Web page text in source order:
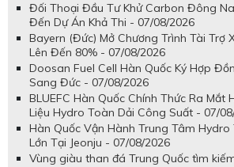
Đối Thoại Đầu Tư Khử Carbon Đông
Đến Dự Án Khả Thi - 07/08/2026
Bayern (Đức) Mở Chương Trình Tài Trợ
Lên Đến 80% - 07/08/2026
Doosan Fuel Cell Hàn Quốc Ký Hợp
Sang Đức - 07/08/2026
BLUEFC Hàn Quốc Chính Thức Ra Mắt
Liệu Hydro Toàn Dải Công Suất - 07/
Hàn Quốc Vận Hành Trung Tâm Hydro
Lớn Tại Jeonju - 07/08/2026
Vùng giàu than đá Trung Quốc tìm